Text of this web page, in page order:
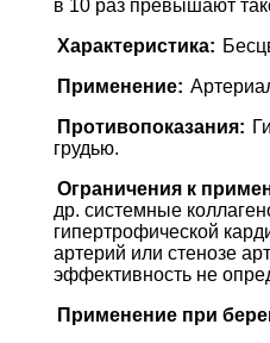
в 10 раз превышают
Характеристика:
Применение:
Противопоказания:
грудью.
Ограничения к
др. системные
гипертрофической
артерий или стенозе
эффективность не
Применение при